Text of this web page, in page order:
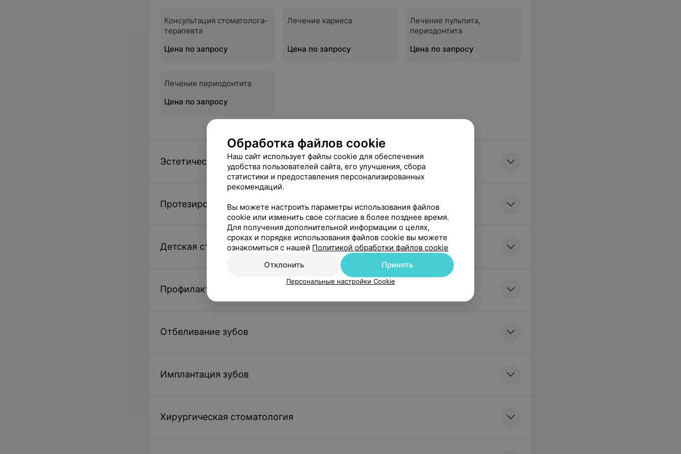
Консультация стоматолога-
терапевта
Цена по запросу
Лечение кариеса
Цена по запросу
Лечение пульпита,
периодонтита
Цена по запросу
Лечение периодонтита
Цена по запросу
Эстетическая стоматология
Протезирование зубов
Детская стоматология
Профилактика, гигиена полости рта
Отбеливание зубов
Имплантация зубов
Хирургическая стоматология
Обработка файлов cookie
Наш сайт использует файлы cookie для обеспечения
удобства пользователей сайта, его улучшения, сбора
статистики и предоставления персонализированных
рекомендаций.
Вы можете настроить параметры использования файлов
cookie или изменить свое согласие в более позднее время.
Для получения дополнительной информации о целях,
сроках и порядке использования файлов cookie вы можете
ознакомиться с нашей Политикой обработки файлов cookie
Отклонить
Принять
Персональные настройки Cookie